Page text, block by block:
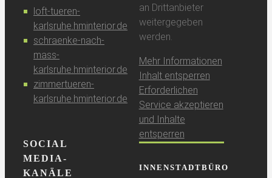
loft-tueren-
karlsruhe.hminterior.de
schraenke-nach-
mass-
karlsruhe.hminterior.de
zimmertueren-
karlsruhe.hminterior.de
SOCIAL
MEDIA-
KANÄLE
an Drittanbieter
weitergegeben
werden.
Mehr Informationen
Inhalt entsperren
Erforderlichen
Service akzeptieren
und Inhalte
entsperren
INNENSTADTBÜRO